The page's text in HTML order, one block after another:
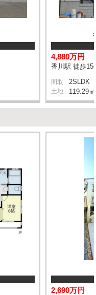
4,880万円
香川駅 徒歩15
間取 2SLDK
土地 119.29㎡
2,690万円